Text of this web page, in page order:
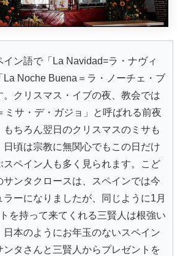
イン語で「La Navidad=ラ・ナヴィ
La Noche Buena＝ラ・ノーチェ・ブ
。クリスマス・イブの夜、教会では
ミサ・デ・ガジョ」と呼ばれる前夜
もちろん翌日のクリスマスのミサも
日頃は宗教に無関心でもこの日だけ
スペイン人も多く見られます。こど
サンタクロースは、スペインでは今
ーになりましたが、同じように1月
を持って来てくれる三賢人は根強い
日本のようにお年玉のないスペイン
ンタさんと三賢人からプレゼントを